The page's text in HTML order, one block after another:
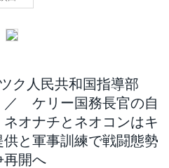
ツク人民共和国指導部
ケリー国務長官の自
オナチとネオコンはキ
と軍事訓練で戦闘態勢
再開へ